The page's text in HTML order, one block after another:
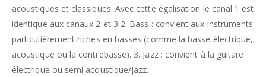
acoustiques et classiques. Avec cette égalisation le canal 1 est
identique aux canaux 2 et 3 2. Bass : convient aux instruments
particulièrement riches en basses (comme la basse électrique,
acoustique ou la contrebasse). 3. Jazz : convient à la guitare
électrique ou semi acoustique/jazz.